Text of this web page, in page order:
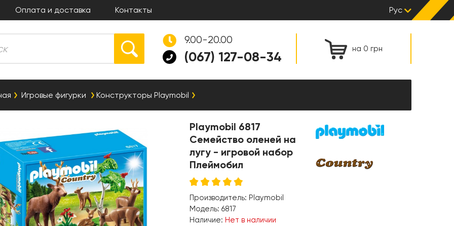
Оплата и доставка Контакты Рус
на 0 грн
9.00-20.00
(067) 127-08-34
Игровые фигурки Конструкторы Playmobil
Playmobil 6817
Семейство оленей на
лугу - игровой набор
Плеймобил
Производитель: Playmobil
Модель: 6817
Наличие: Нет в наличии